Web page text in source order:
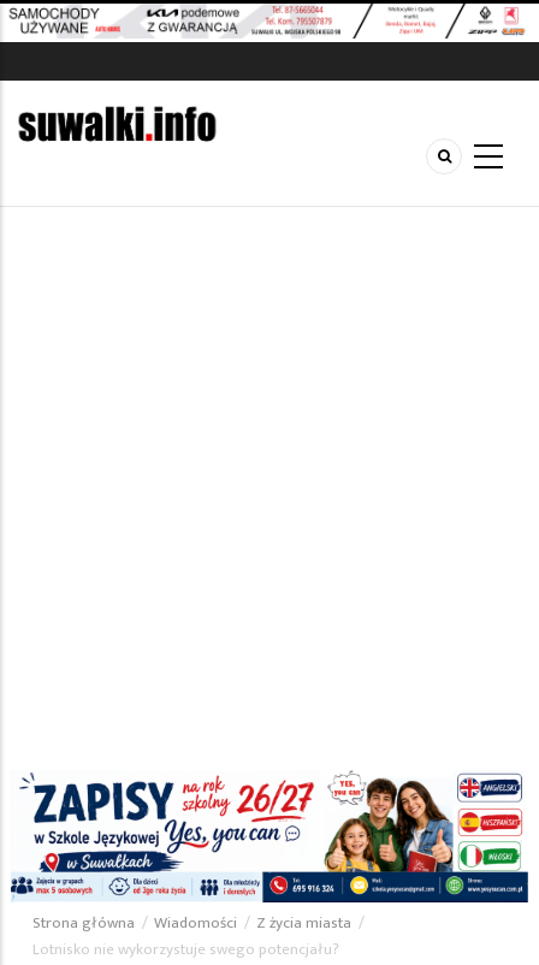
Ścieżka
Strona główna / Wiadomości / Z życia miasta /
Lotnisko nie wykorzystuje swego potencjału?